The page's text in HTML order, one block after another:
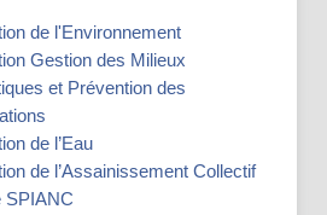
de l'Environnement
Gestion des Milieux
et Prévention des
de l’Eau
de l’Assainissement Collectif
SPIANC